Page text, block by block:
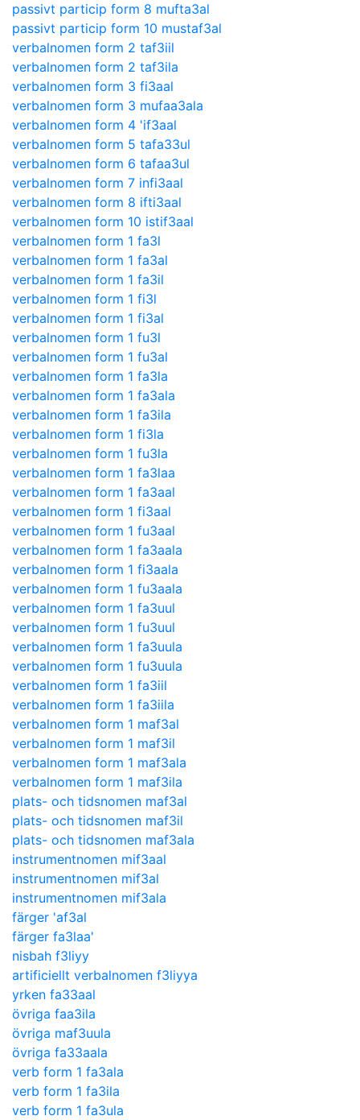
passivt particip form 8 mufta3al
passivt particip form 10 mustaf3al
verbalnomen form 2 taf3iil
verbalnomen form 2 taf3ila
verbalnomen form 3 fi3aal
verbalnomen form 3 mufaa3ala
verbalnomen form 4 'if3aal
verbalnomen form 5 tafa33ul
verbalnomen form 6 tafaa3ul
verbalnomen form 7 infi3aal
verbalnomen form 8 ifti3aal
verbalnomen form 10 istif3aal
verbalnomen form 1 fa3l
verbalnomen form 1 fa3al
verbalnomen form 1 fa3il
verbalnomen form 1 fi3l
verbalnomen form 1 fi3al
verbalnomen form 1 fu3l
verbalnomen form 1 fu3al
verbalnomen form 1 fa3la
verbalnomen form 1 fa3ala
verbalnomen form 1 fa3ila
verbalnomen form 1 fi3la
verbalnomen form 1 fu3la
verbalnomen form 1 fa3laa
verbalnomen form 1 fa3aal
verbalnomen form 1 fi3aal
verbalnomen form 1 fu3aal
verbalnomen form 1 fa3aala
verbalnomen form 1 fi3aala
verbalnomen form 1 fu3aala
verbalnomen form 1 fa3uul
verbalnomen form 1 fu3uul
verbalnomen form 1 fa3uula
verbalnomen form 1 fu3uula
verbalnomen form 1 fa3iil
verbalnomen form 1 fa3iila
verbalnomen form 1 maf3al
verbalnomen form 1 maf3il
verbalnomen form 1 maf3ala
verbalnomen form 1 maf3ila
plats- och tidsnomen maf3al
plats- och tidsnomen maf3il
plats- och tidsnomen maf3ala
instrumentnomen mif3aal
instrumentnomen mif3al
instrumentnomen mif3ala
färger 'af3al
färger fa3laa'
nisbah f3liyy
artificiellt verbalnomen f3liyya
yrken fa33aal
övriga faa3ila
övriga maf3uula
övriga fa33aala
verb form 1 fa3ala
verb form 1 fa3ila
verb form 1 fa3ula